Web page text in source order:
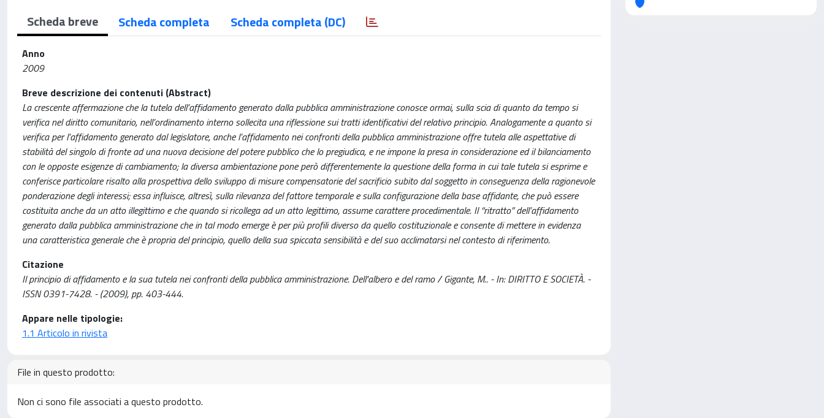
Scheda breve Scheda completa Scheda completa (DC)
Anno
2009
Breve descrizione dei contenuti (Abstract)
La crescente affermazione che la tutela dell’affidamento generato dalla pubblica amministrazione conosce ormai, sulla scia di quanto da tempo si
verifica nel diritto comunitario, nell’ordinamento interno sollecita una riflessione sui tratti identificativi del relativo principio. Analogamente a quanto si
verifica per l’affidamento generato dal legislatore, anche l’affidamento nei confronti della pubblica amministrazione offre tutela alle aspettative di
stabilità del singolo di fronte ad una nuova decisione del potere pubblico che lo pregiudica, e ne impone la presa in considerazione ed il bilanciamento
con le opposte esigenze di cambiamento; la diversa ambientazione pone però differentemente la questione della forma in cui tale tutela si esprime e
conferisce particolare risalto alla prospettiva dello sviluppo di misure compensatorie del sacrificio subito dal soggetto in conseguenza della ragionevole
ponderazione degli interessi; essa influisce, altresì, sulla rilevanza del fattore temporale e sulla configurazione della base affidante, che può essere
costituita anche da un atto illegittimo e che quando si ricollega ad un atto legittimo, assume carattere procedimentale. Il “ritratto” dell’affidamento
generato dalla pubblica amministrazione che in tal modo emerge è per più profili diverso da quello costituzionale e consente di mettere in evidenza
una caratteristica generale che è propria del principio, quello della sua spiccata sensibilità e del suo acclimatarsi nel contesto di riferimento.
Citazione
Il principio di affidamento e la sua tutela nei confronti della pubblica amministrazione. Dell'albero e del ramo / Gigante, M.. - In: DIRITTO E SOCIETÀ. -
ISSN 0391-7428. - (2009), pp. 403-444.
Appare nelle tipologie:
1.1 Articolo in rivista
File in questo prodotto:
Non ci sono file associati a questo prodotto.